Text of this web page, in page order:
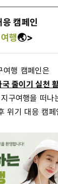
캠페인
여행🌏>
여행 캠페인은
줄이기 실천
구여행을 떠나
위기 대응 캠페